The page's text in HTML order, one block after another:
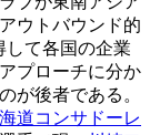
ウトバウンド的
して各国の企業
プローチに分か
が後者である。
道コンサドーレ